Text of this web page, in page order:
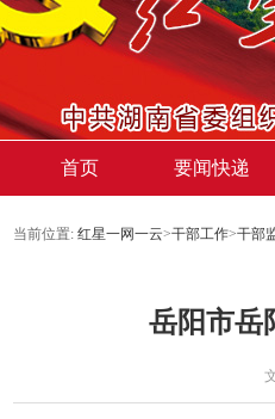
首页 要闻快递
当前位置: 红星一网一云>干部工作>干部
岳阳市岳